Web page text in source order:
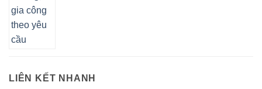
LIÊN KẾT NHANH